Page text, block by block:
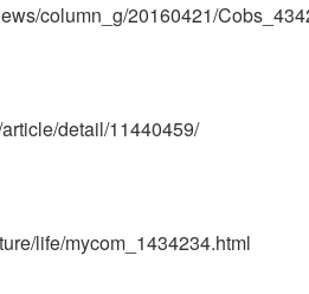
column_g/20160421/
detail/11440459/
life/mycom_1434234.html